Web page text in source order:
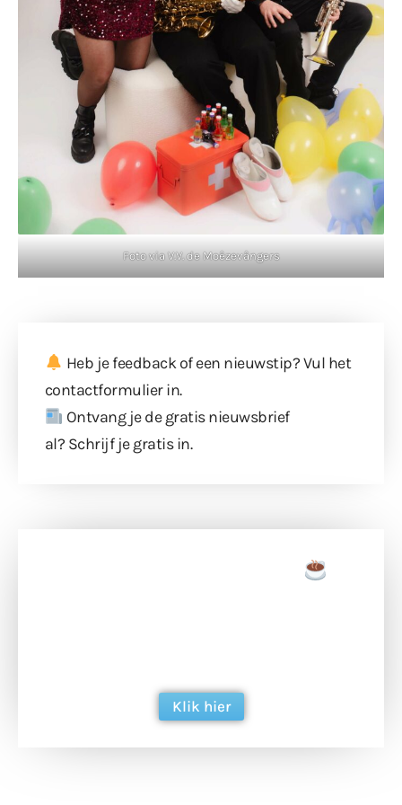
Foto via V.V. de Moêzevângers
Heb je feedback of een nieuwstip? Vul het
contactformulierin.
Ontvang je de gratis nieuwsbrief
al? Schrijf je gratis in.
Klik hier